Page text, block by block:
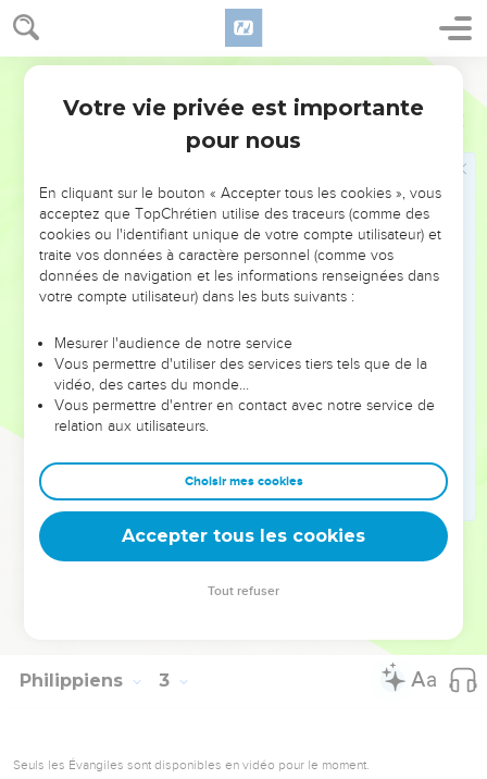
Philippiens 2
consacrant au service de l'Evangile avec moi comme un
enfant avec son père.
J'espère donc vous l'envoyer dès que je serai au clair sur
Et j'ai confiance dans le Seigneur que moi aussi, je
J'ai cependant estimé nécessaire de vous renvoyer mon
frère Epaphrodite, mon collaborateur et mon compagnon de
combat, que vous aviez envoyé afin de pourvoir à mes
besoins.
Il désirait vous revoir tous et se tourmentait parce que
Il a été malade en effet, tout près de la mort, mais Dieu a
eu pitié de lui, et non seulement de lui mais aussi de moi,
afin que je n'aie pas tristesse sur tristesse.
28
puissiez vous réjouir de le revoir et que je sois moi-même
moins triste.
Accueillez-le dans le Seigneur avec une joie sans réserve
et ayez de l’estime pour de tels hommes.
En effet, c'est pour l'œuvre de Christ qu'il a été près de la
Philippiens 3
Seuls les Évangiles sont disponibles en vidéo pour le moment.
Votre vie privée est importante
pour nous
En cliquant sur le bouton « Accepter tous les cookies », vous
acceptez que TopChrétien utilise des traceurs (comme des
cookies ou l'identifiant unique de votre compte utilisateur) et
traite vos données à caractère personnel (comme vos
données de navigation et les informations renseignées dans
votre compte utilisateur) dans les buts suivants :
Mesurer l'audience de notre service
Vous permettre d'utiliser des services tiers tels que de la
vidéo, des cartes du monde…
Vous permettre d'entrer en contact avec notre service de
relation aux utilisateurs.
Choisir mes cookies
Accepter tous les cookies
Tout refuser